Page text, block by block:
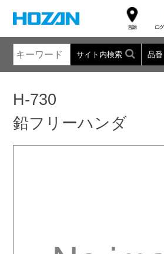
サイト内検索 品
H-730
鉛フリーハンダ